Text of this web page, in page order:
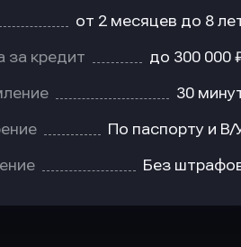
от 2 месяцев до 8
за кредит до 300 000
30
По паспорту и В/
Без